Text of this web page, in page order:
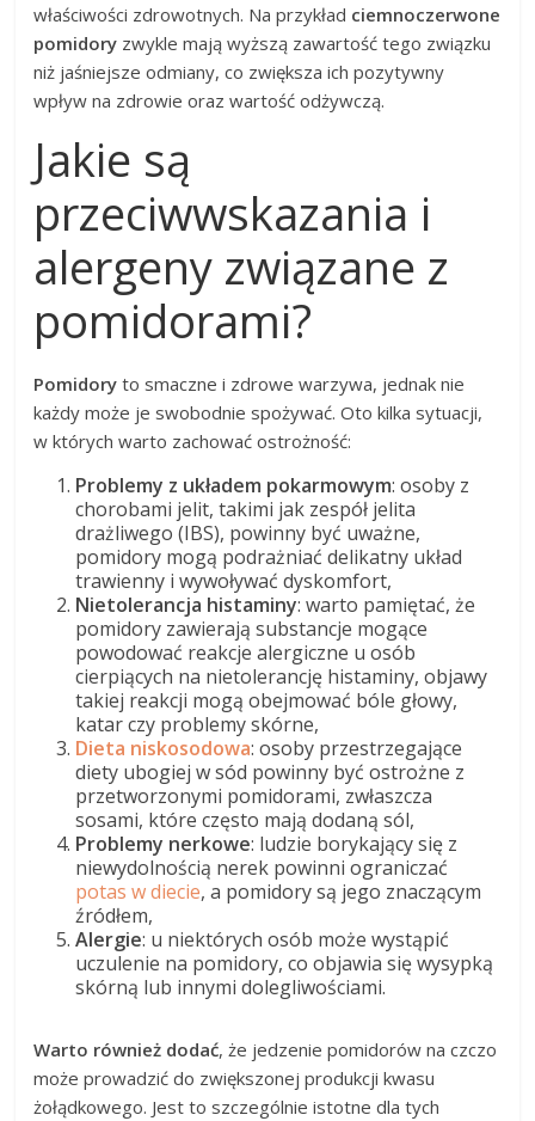
właściwości zdrowotnych. Na przykład ciemnoczerwone
pomidory zwykle mają wyższą zawartość tego związku
niż jaśniejsze odmiany, co zwiększa ich pozytywny
wpływ na zdrowie oraz wartość odżywczą.
Jakie są
przeciwwskazania i
alergeny związane z
pomidorami?
Pomidory to smaczne i zdrowe warzywa, jednak nie
każdy może je swobodnie spożywać. Oto kilka sytuacji,
w których warto zachować ostrożność:
Problemy z układem pokarmowym: osoby z
chorobami jelit, takimi jak zespół jelita
drażliwego (IBS), powinny być uważne,
pomidory mogą podrażniać delikatny układ
trawienny i wywoływać dyskomfort,
Nietolerancja histaminy: warto pamiętać, że
pomidory zawierają substancje mogące
powodować reakcje alergiczne u osób
cierpiących na nietolerancję histaminy, objawy
takiej reakcji mogą obejmować bóle głowy,
katar czy problemy skórne,
Dieta niskosodowa: osoby przestrzegające
diety ubogiej w sód powinny być ostrożne z
przetworzonymi pomidorami, zwłaszcza
sosami, które często mają dodaną sól,
Problemy nerkowe: ludzie borykający się z
niewydolnością nerek powinni ograniczać
potas w diecie, a pomidory są jego znaczącym
źródłem,
Alergie: u niektórych osób może wystąpić
uczulenie na pomidory, co objawia się wysypką
skórną lub innymi dolegliwościami.
Warto również dodać, że jedzenie pomidorów na czczo
może prowadzić do zwiększonej produkcji kwasu
żołądkowego. Jest to szczególnie istotne dla tych